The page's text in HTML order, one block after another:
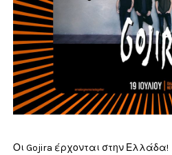
Οι Gojira έρχονται στην Ελλάδα!